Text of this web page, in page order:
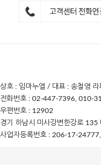
상호 : 임마누엘 / 대표 : 송철영 라
전화번호 : 02-447-7396, 010-
우편번호 : 12902
경기 하남시 미사강변한강로
사업자등록번호 : 206-17-